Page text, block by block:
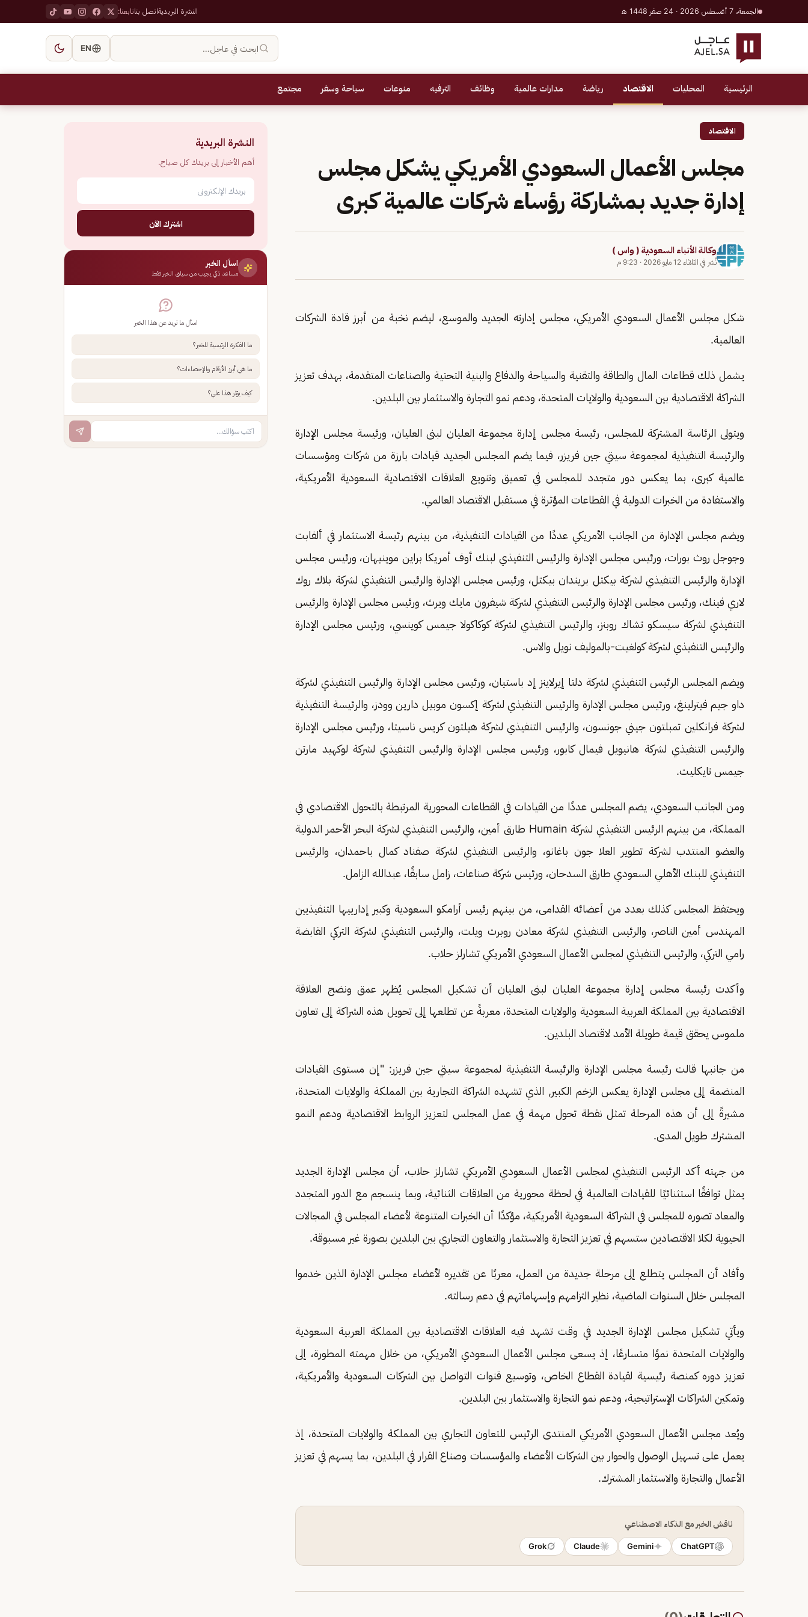
الجمعة، 7 أغسطس 2026 · 24 صفر 1448 هـ النشرة البريديةاتصل بناتابعنا:
ابحث في عاجل… EN
الرئيسية المحليات الاقتصاد رياضة مدارات عالمية وظائف الترفيه منوعات سياحة وسفر مجتمع
الاقتصاد
مجلس الأعمال السعودي الأمريكي يشكل مجلس
إدارة جديد بمشاركة رؤساء شركات عالمية كبرى
وكالة الأنباء السعودية ( واس )
نُشر في الثلاثاء 12 مايو 2026 · 9:23 م
شكل مجلس الأعمال السعودي الأمريكي، مجلس إدارته الجديد والموسع، ليضم نخبة من أبرز قادة الشركات
العالمية.
يشمل ذلك قطاعات المال والطاقة والتقنية والسياحة والدفاع والبنية التحتية والصناعات المتقدمة، بهدف تعزيز
الشراكة الاقتصادية بين السعودية والولايات المتحدة، ودعم نمو التجارة والاستثمار بين البلدين.
ويتولى الرئاسة المشتركة للمجلس، رئيسة مجلس إدارة مجموعة العليان لبنى العليان، ورئيسة مجلس الإدارة
والرئيسة التنفيذية لمجموعة سيتي جين فريزر، فيما يضم المجلس الجديد قيادات بارزة من شركات ومؤسسات
عالمية كبرى، بما يعكس دور متجدد للمجلس في تعميق وتنويع العلاقات الاقتصادية السعودية الأمريكية،
والاستفادة من الخبرات الدولية في القطاعات المؤثرة في مستقبل الاقتصاد العالمي.
ويضم مجلس الإدارة من الجانب الأمريكي عددًا من القيادات التنفيذية، من بينهم رئيسة الاستثمار في ألفابت
وجوجل روث بورات، ورئيس مجلس الإدارة والرئيس التنفيذي لبنك أوف أمريكا براين موينيهان، ورئيس مجلس
الإدارة والرئيس التنفيذي لشركة بيكتل بريندان بيكتل، ورئيس مجلس الإدارة والرئيس التنفيذي لشركة بلاك روك
لاري فينك، ورئيس مجلس الإدارة والرئيس التنفيذي لشركة شيفرون مايك ويرث، ورئيس مجلس الإدارة والرئيس
التنفيذي لشركة سيسكو تشاك روبنز، والرئيس التنفيذي لشركة كوكاكولا جيمس كوينسي، ورئيس مجلس الإدارة
والرئيس التنفيذي لشركة كولغيت-بالموليف نويل والاس.
ويضم المجلس الرئيس التنفيذي لشركة دلتا إيرلاينز إد باستيان، ورئيس مجلس الإدارة والرئيس التنفيذي لشركة
داو جيم فيترلينغ، ورئيس مجلس الإدارة والرئيس التنفيذي لشركة إكسون موبيل دارين وودز، والرئيسة التنفيذية
لشركة فرانكلين تمبلتون جيني جونسون، والرئيس التنفيذي لشركة هيلتون كريس ناسيتا، ورئيس مجلس الإدارة
والرئيس التنفيذي لشركة هانيويل فيمال كابور، ورئيس مجلس الإدارة والرئيس التنفيذي لشركة لوكهيد مارتن
جيمس تايكليت.
ومن الجانب السعودي، يضم المجلس عددًا من القيادات في القطاعات المحورية المرتبطة بالتحول الاقتصادي في
المملكة، من بينهم الرئيس التنفيذي لشركة Humain طارق أمين، والرئيس التنفيذي لشركة البحر الأحمر الدولية
والعضو المنتدب لشركة تطوير العلا جون باغانو، والرئيس التنفيذي لشركة صفناد كمال باحمدان، والرئيس
التنفيذي للبنك الأهلي السعودي طارق السدحان، ورئيس شركة صناعات، زامل سابقًا، عبدالله الزامل.
ويحتفظ المجلس كذلك بعدد من أعضائه القدامى، من بينهم رئيس أرامكو السعودية وكبير إدارييها التنفيذيين
المهندس أمين الناصر، والرئيس التنفيذي لشركة معادن روبرت ويلت، والرئيس التنفيذي لشركة التركي القابضة
رامي التركي، والرئيس التنفيذي لمجلس الأعمال السعودي الأمريكي تشارلز حلاب.
وأكدت رئيسة مجلس إدارة مجموعة العليان لبنى العليان أن تشكيل المجلس يُظهر عمق ونضج العلاقة
الاقتصادية بين المملكة العربية السعودية والولايات المتحدة، معربةً عن تطلعها إلى تحويل هذه الشراكة إلى تعاون
ملموس يحقق قيمة طويلة الأمد لاقتصاد البلدين.
من جانبها قالت رئيسة مجلس الإدارة والرئيسة التنفيذية لمجموعة سيتي جين فريزر: "إن مستوى القيادات
المنضمة إلى مجلس الإدارة يعكس الزخم الكبير, الذي تشهده الشراكة التجارية بين المملكة والولايات المتحدة،
مشيرةً إلى أن هذه المرحلة تمثل نقطة تحول مهمة في عمل المجلس لتعزيز الروابط الاقتصادية ودعم النمو
المشترك طويل المدى.
من جهته أكد الرئيس التنفيذي لمجلس الأعمال السعودي الأمريكي تشارلز حلاب، أن مجلس الإدارة الجديد
يمثل توافقًا استثنائيًا للقيادات العالمية في لحظة محورية من العلاقات الثنائية، وبما ينسجم مع الدور المتجدد
والمعاد تصوره للمجلس في الشراكة السعودية الأمريكية، مؤكدًا أن الخبرات المتنوعة لأعضاء المجلس في المجالات
الحيوية لكلا الاقتصادين ستسهم في تعزيز التجارة والاستثمار والتعاون التجاري بين البلدين بصورة غير مسبوقة.
وأفاد أن المجلس يتطلع إلى مرحلة جديدة من العمل، معربًا عن تقديره لأعضاء مجلس الإدارة الذين خدموا
المجلس خلال السنوات الماضية، نظير التزامهم وإسهاماتهم في دعم رسالته.
ويأتي تشكيل مجلس الإدارة الجديد في وقت تشهد فيه العلاقات الاقتصادية بين المملكة العربية السعودية
والولايات المتحدة نموًا متسارعًا، إذ يسعى مجلس الأعمال السعودي الأمريكي، من خلال مهمته المطورة، إلى
تعزيز دوره كمنصة رئيسية لقيادة القطاع الخاص، وتوسيع قنوات التواصل بين الشركات السعودية والأمريكية،
وتمكين الشراكات الإستراتيجية، ودعم نمو التجارة والاستثمار بين البلدين.
ويُعد مجلس الأعمال السعودي الأمريكي المنتدى الرئيس للتعاون التجاري بين المملكة والولايات المتحدة، إذ
يعمل على تسهيل الوصول والحوار بين الشركات الأعضاء والمؤسسات وصناع القرار في البلدين، بما يسهم في تعزيز
الأعمال والتجارة والاستثمار المشترك.
ناقش الخبر مع الذكاء الاصطناعي
ChatGPT
Gemini
Claude
Grok
النشرة البريدية
أهم الأخبار إلى بريدك كل صباح.
اشترك الآن
اسأل الخبر
مساعد ذكي يجيب من سياق الخبر فقط
اسأل ما تريد عن هذا الخبر
ما الفكرة الرئيسية للخبر؟
ما هي أبرز الأرقام والإحصاءات؟
كيف يؤثر هذا علي؟